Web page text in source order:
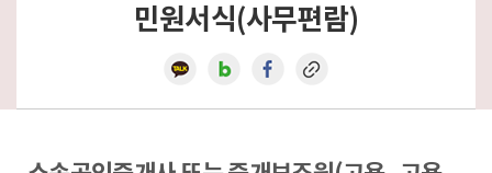
민원서식(사무편람)